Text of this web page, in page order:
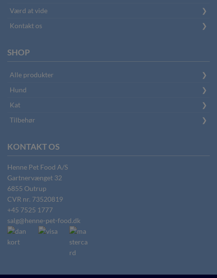
Værd at vide
Kontakt os
SHOP
Alle produkter
Hund
Kat
Tilbehør
KONTAKT OS
Henne Pet Food A/S
Gartnervænget 32
6855 Outrup
CVR nr. 73520819
+45 7525 1777
salg@henne-pet-food.dk